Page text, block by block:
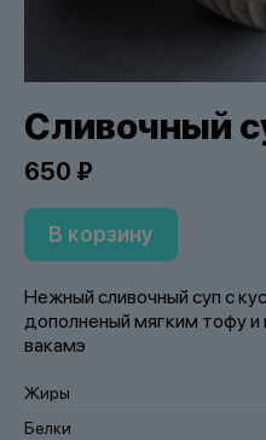
Сливочный
650 ₽
В корзину
Нежный сливочный суп с
дополненый мягким тофу
вакамэ
Жиры
Белки